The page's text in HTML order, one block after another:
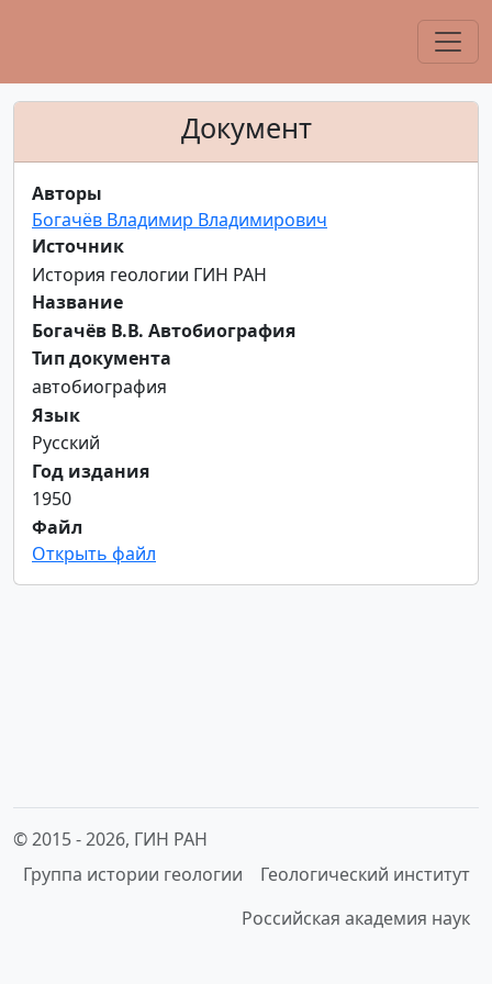
Документ
Авторы
Богачёв Владимир Владимирович
Источник
История геологии ГИН РАН
Название
Богачёв В.В. Автобиография
Тип документа
автобиография
Язык
Русский
Год издания
1950
Файл
Открыть файл
© 2015 -2026, ГИН РАН
Группа истории геологии
Геологический институт
Российская академия наук